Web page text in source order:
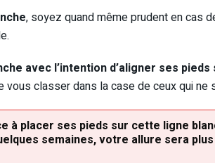
, soyez quand même prudent en cas
avec l’intention d’aligner ses
vous classer dans la case de ceux qui ne
à placer ses pieds sur cette ligne
semaines, votre allure sera